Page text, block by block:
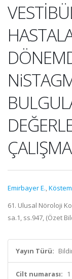
Emirbayer E.,Köstem
61. Ulusal Nöroloji
sa.1, ss.947, (Özet
Yayın Türü:
Cilt numarası: 1